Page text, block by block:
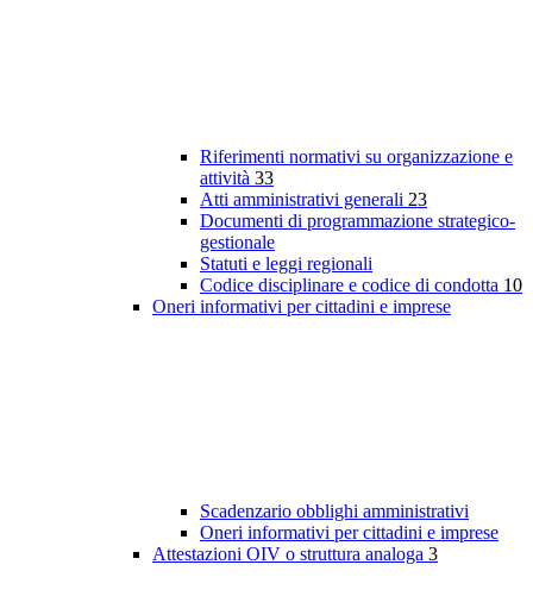
Riferimenti normativi su organizzazione e
attività 33
Atti amministrativi generali 23
Documenti di programmazione strategico-
gestionale
Statuti e leggi regionali
Codice disciplinare e codice di condotta 10
Oneri informativi per cittadini e imprese
Scadenzario obblighi amministrativi
Oneri informativi per cittadini e imprese
Attestazioni OIV o struttura analoga 3